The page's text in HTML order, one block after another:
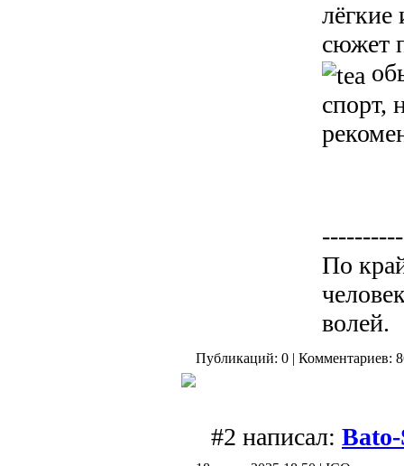
лёгкие
сюжет
спорт,
По
волей.
Публикаций: 0 | Комментариев:
#2 написал: